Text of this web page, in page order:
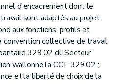
d'encadrement dont le
sont adaptés au projet
aux fonctions, profils et
convention collective de travail
329.02 du Secteur
wallonne la CCT 329.02 ;
et la liberté de choix de la